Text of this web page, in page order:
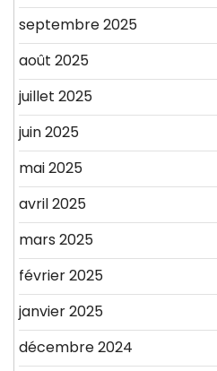
septembre 2025
août 2025
juillet 2025
juin 2025
mai 2025
avril 2025
mars 2025
février 2025
janvier 2025
décembre 2024